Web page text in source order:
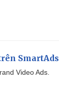
SmartAds
Video Ads.